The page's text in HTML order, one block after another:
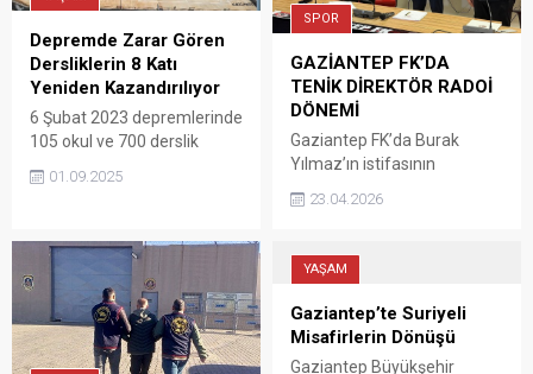
Depremde Zarar Gören
Dersliklerin 8 Katı
Yeniden Kazandırılıyor
6 Şubat 2023 depremlerinde
105 okul ve 700 derslik
Deprem sonrasında
2.825 okulun yapımı ile 57
derslikte güçlendirme
çalışmaları tamamlandı.
01.09.2025
SPOR
GAZİANTEP FK’DA
TENİK DİREKTÖR RADOİ
DÖNEMİ
Gaziantep FK’da Burak
Yılmaz’ın istifasının
takım, Rumen teknik
buçuk yıllık sözleşme
imzaladı. Gaziantep
Büyükşehir Belediye
Stadyumu’nda düzenlenen
basın toplantısının ardından
23.04.2026
YAŞAM
Gaziantep’te Suriyeli
Misafirlerin Dönüşü
Gaziantep Büyükşehir